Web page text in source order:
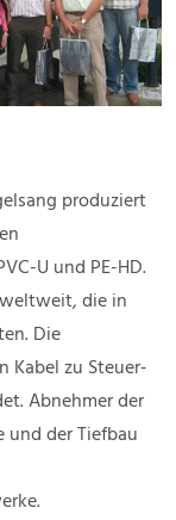
produziert
U und PE-HD.
die in
Die
Kabel zu Steuer-
Abnehmer der
und der Tiefbau